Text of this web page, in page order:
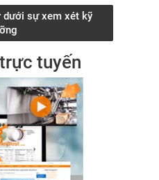
dưới sự xem xét kỹ
tuyến